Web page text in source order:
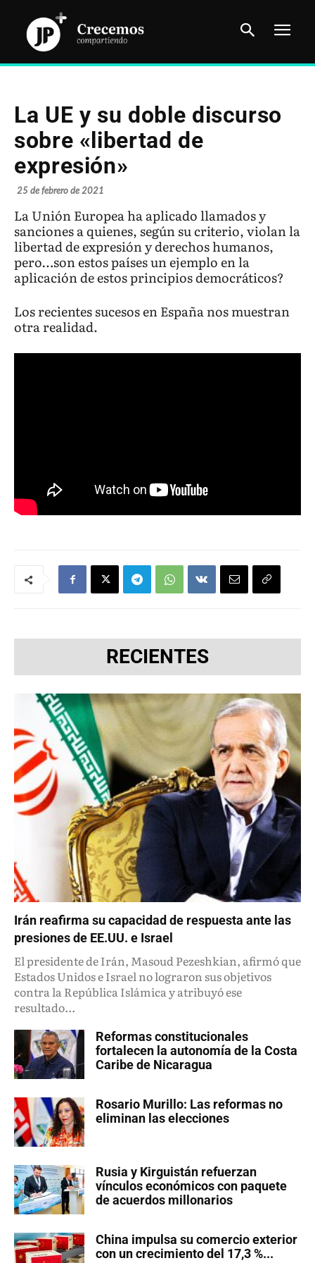
La UE y su doble discurso
sobre «libertad de
expresión»
25 de febrero de 2021
La Unión Europea ha aplicado llamados y
sanciones a quienes, según su criterio, violan la
libertad de expresión y derechos humanos,
pero…son estos países un ejemplo en la
aplicación de estos principios democráticos?
Los recientes sucesos en España nos muestran
otra realidad.
RECIENTES
Irán reafirma su capacidad de respuesta ante las
presiones de EE.UU. e Israel
El presidente de Irán, Masoud Pezeshkian, afirmó que
Estados Unidos e Israel no lograron sus objetivos
contra la República Islámica y atribuyó ese
resultado...
Reformas constitucionales
fortalecen la autonomía de la Costa
Caribe de Nicaragua
Rosario Murillo: Las reformas no
eliminan las elecciones
Rusia y Kirguistán refuerzan
vínculos económicos con paquete
de acuerdos millonarios
China impulsa su comercio exterior
con un crecimiento del 17,3 %...